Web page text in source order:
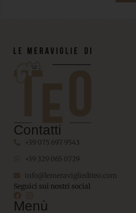
Contatti
+39 075 697 9543
+39 329 065 0729
info@lemeravigliediteo.com
Seguici sui nostri social
Menù